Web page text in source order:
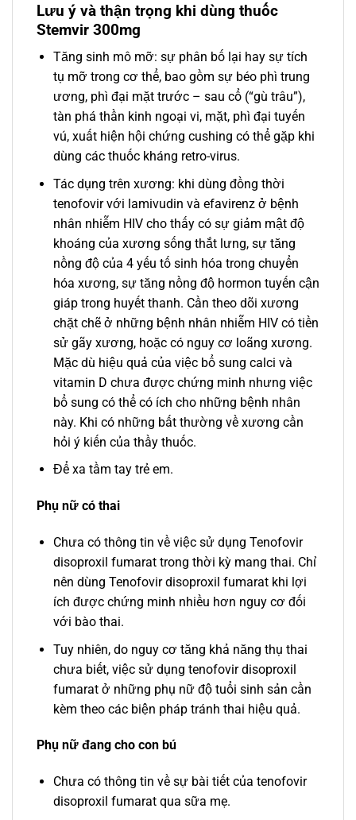
Lưu ý và thận trọng khi dùng thuốc
Stemvir 300mg
Tăng sinh mô mỡ: sự phân bố lại hay sự tích
tụ mỡ trong cơ thể, bao gồm sự béo phì trung
ương, phì đại mặt trước – sau cổ (“gù trâu”),
tàn phá thần kinh ngoại vi, mặt, phì đại tuyến
vú, xuất hiện hội chứng cushing có thể gặp khi
dùng các thuốc kháng retro-virus.
Tác dụng trên xương: khi dùng đồng thời
tenofovir với lamivudin và efavirenz ở bệnh
nhân nhiễm HIV cho thấy có sự giảm mật độ
khoáng của xương sống thắt lưng, sự tăng
nồng độ của 4 yếu tố sinh hóa trong chuyển
hóa xương, sự tăng nồng độ hormon tuyến cận
giáp trong huyết thanh. Cần theo dõi xương
chặt chẽ ở những bệnh nhân nhiễm HIV có tiền
sử gãy xương, hoặc có nguy cơ loãng xương.
Mặc dù hiệu quả của việc bổ sung calci và
vitamin D chưa được chứng minh nhưng việc
bổ sung có thể có ích cho những bệnh nhân
này. Khi có những bất thường về xương cần
hỏi ý kiến của thầy thuốc.
Để xa tầm tay trẻ em.
Phụ nữ có thai
Chưa có thông tin về việc sử dụng Tenofovir
disoproxil fumarat trong thời kỳ mang thai. Chỉ
nên dùng Tenofovir disoproxil fumarat khi lợi
ích được chứng minh nhiều hơn nguy cơ đối
với bào thai.
Tuy nhiên, do nguy cơ tăng khả năng thụ thai
chưa biết, việc sử dụng tenofovir disoproxil
fumarat ở những phụ nữ độ tuổi sinh sản cần
kèm theo các biện pháp tránh thai hiệu quả.
Phụ nữ đang cho con bú
Chưa có thông tin về sự bài tiết của tenofovir
disoproxil fumarat qua sữa mẹ.